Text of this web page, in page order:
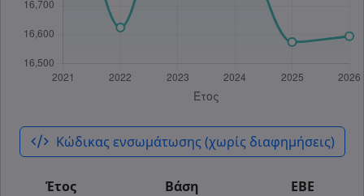
code_xml Κώδικας ενσωμάτωσης (χωρίς διαφημήσεις)
Έτος Βάση
ΕΒΕ